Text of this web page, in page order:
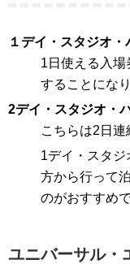
１デイ・スタジオ・
1日使える入
することになり
2デイ・スタジオ・
こちらは2日連
1デイ・スタ
方から行って
のがおすすめで
ユニバーサル・